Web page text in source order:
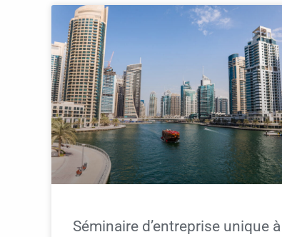
Séminaire d’entreprise unique à